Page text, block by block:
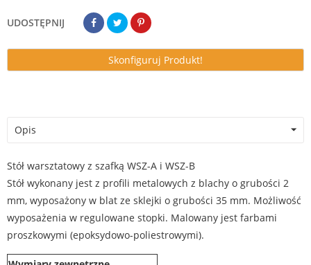
UDOSTĘPNIJ
Skonfiguruj Produkt!
Opis
Stół warsztatowy z szafką WSZ-A i WSZ-B
Stół wykonany jest z profili metalowych z blachy o grubości 2
mm, wyposażony w blat ze sklejki o grubości 35 mm. Możliwość
wyposażenia w regulowane stopki. Malowany jest farbami
proszkowymi (epoksydowo-poliestrowymi).